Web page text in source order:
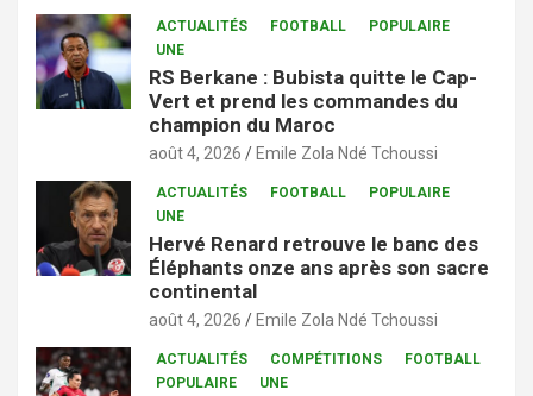
ACTUALITÉS FOOTBALL
POPULAIRE
UNE
RS Berkane : Bubista quitte le Cap-
Vert et prend les commandes du
champion du Maroc
août 4, 2026 Emile Zola Ndé Tchoussi
ACTUALITÉS FOOTBALL
POPULAIRE
UNE
Hervé Renard retrouve le banc des
Éléphants onze ans après son sacre
continental
août 4, 2026 Emile Zola Ndé Tchoussi
ACTUALITÉS COMPÉTITIONS
FOOTBALL
POPULAIRE
UNE